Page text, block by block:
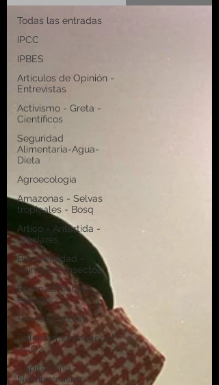
Todas las entradas
IPCC
IPBES
Artículos de Opinión -
Entrevistas
Activismo - Greta -
Científicos
Seguridad
Alimentaria-Agua-
Dieta
Agroecología
Amazonas - Selvas
tropicales - Bosq
Artico - Antártida -
Glaciares
Biodiversidad -
Animales- Insectos
Bruno Latour en
español
Buenas noticias
Calentamiento global
- CO2
Capitalismo -
Neoliberalismo